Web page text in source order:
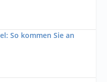
So kommen Sie an